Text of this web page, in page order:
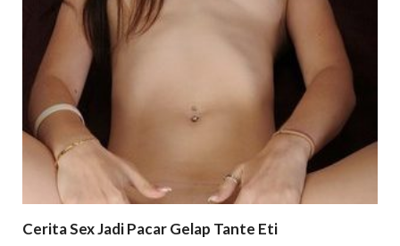
Cerita Sex Jadi Pacar Gelap Tante Eti